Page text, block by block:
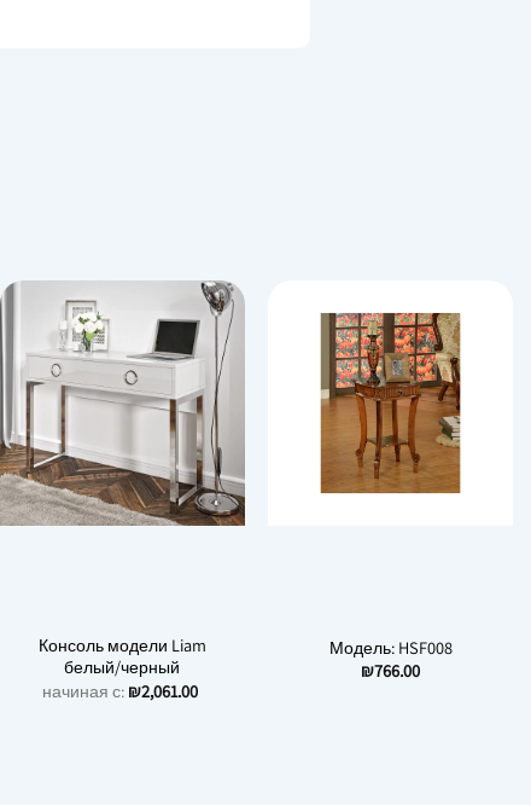
Консоль модели Liam
белый/черный
начиная с: ₪2,061.00
Модель: HSF008
₪766.00